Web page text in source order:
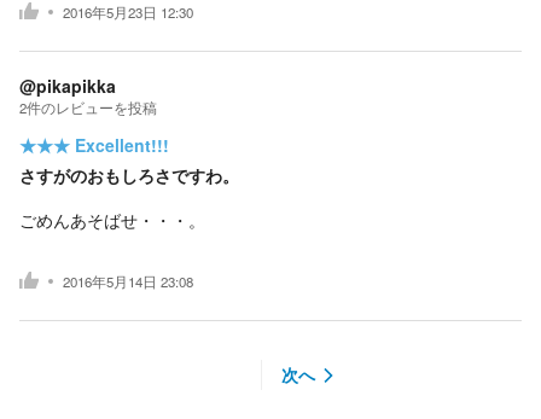
2016年5月23日 12:30
@pikapikka
2件のレビューを投稿
★★★ Excellent!!!
さすがのおもしろさですわ。
ごめんあそばせ・・・。
2016年5月14日 23:08
次へ